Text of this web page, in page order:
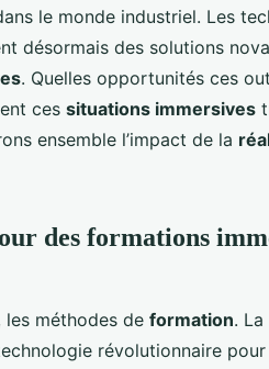
le monde industriel. Les
désormais des solutions
. Quelles opportunités ces
ces situations immersives
ensemble l’impact de la
des formations
méthodes de formation. La
révolutionnaire